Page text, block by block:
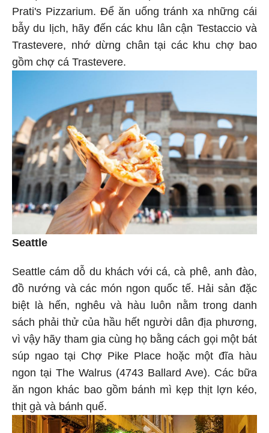
Prati's Pizzarium. Để ăn uống tránh xa những cái
bẫy du lịch, hãy đến các khu lân cận Testaccio và
Trastevere, nhớ dừng chân tại các khu chợ bao
gồm chợ cá Trastevere.
Seattle
Seattle cám dỗ du khách với cá, cà phê, anh đào,
đồ nướng và các món ngon quốc tế. Hải sản đặc
biệt là hến, nghêu và hàu luôn nằm trong danh
sách phải thử của hầu hết người dân địa phương,
vì vậy hãy tham gia cùng họ bằng cách gọi một bát
súp ngao tại Chợ Pike Place hoặc một đĩa hàu
ngon tại The Walrus (4743 Ballard Ave). Các bữa
ăn ngon khác bao gồm bánh mì kẹp thịt lợn kéo,
thịt gà và bánh quế.